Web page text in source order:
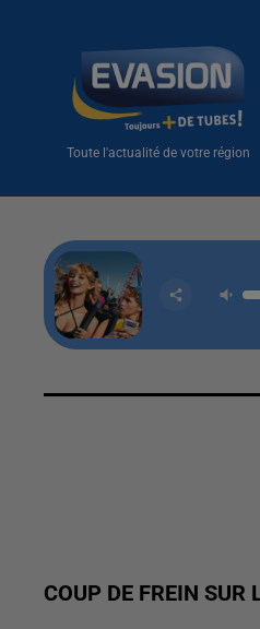
Toute l'actualité de votre région
COUP DE FREIN SUR